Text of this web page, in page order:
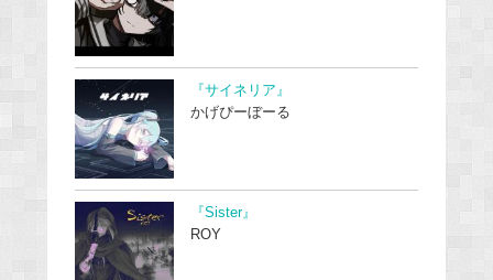
『サイネリア』
かげぴーぼーる
『Sister』
ROY